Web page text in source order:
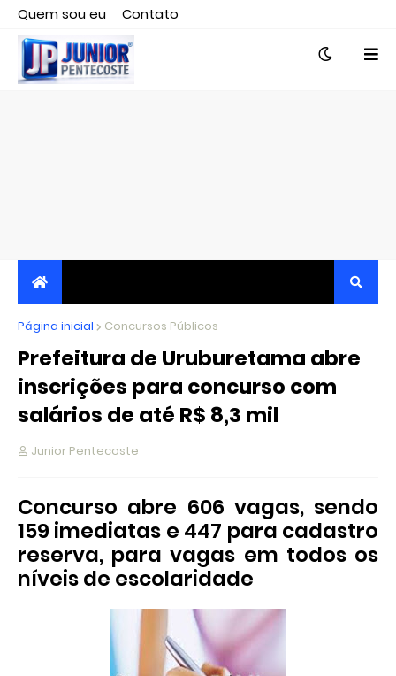
Quem sou eu
Contato
Editor responsável, jornalista Clovis Almeida.
JORNALISMO INDEPENDENTE, TRANSPARENTE E
CRÍTICO
Página inicial Concursos Públicos
Prefeitura de Uruburetama abre
inscrições para concurso com
salários de até R$ 8,3 mil
Junior Pentecoste
Concurso abre 606 vagas, sendo
159 imediatas e 447 para cadastro
reserva, para vagas em todos os
níveis de escolaridade